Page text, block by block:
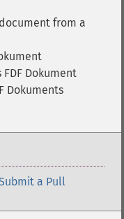
from a
Dokument
Dokuments
a Pull